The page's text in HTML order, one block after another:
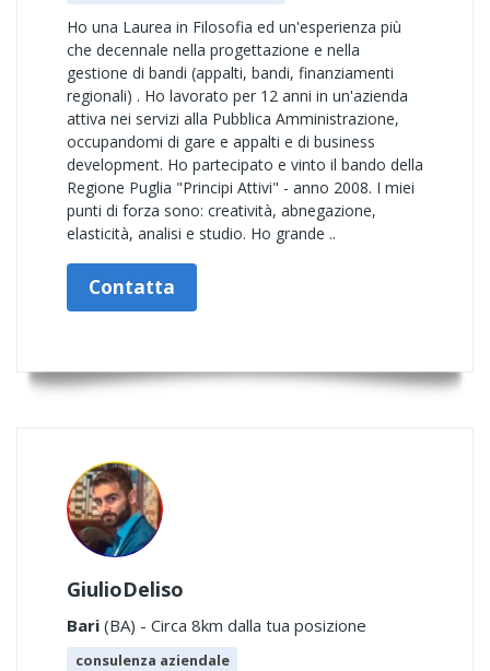
Ho una Laurea in Filosofia ed un'esperienza più
che decennale nella progettazione e nella
gestione di bandi (appalti, bandi, finanziamenti
regionali) . Ho lavorato per 12 anni in un'azienda
attiva nei servizi alla Pubblica Amministrazione,
occupandomi di gare e appalti e di business
development. Ho partecipato e vinto il bando della
Regione Puglia "Principi Attivi" - anno 2008. I miei
punti di forza sono: creatività, abnegazione,
elasticità, analisi e studio. Ho grande ..
Contatta
GiulioDeliso
Bari (BA) - Circa 8km dalla tua posizione
consulenza aziendale